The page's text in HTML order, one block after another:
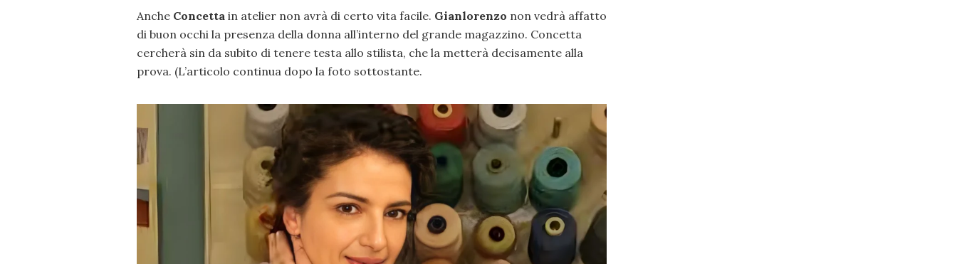
Anche Concetta in atelier non avrà di certo vita facile. Gianlorenzo non vedrà affatto
di buon occhi la presenza della donna all’interno del grande magazzino. Concetta
cercherà sin da subito di tenere testa allo stilista, che la metterà decisamente alla
prova. (L’articolo continua dopo la foto sottostante.